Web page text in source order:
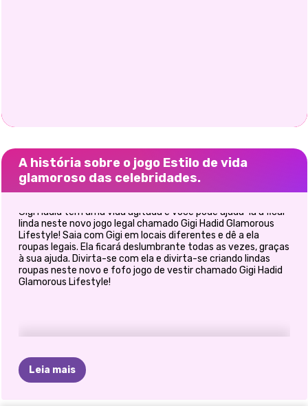
A história sobre o jogo Estilo de vida
glamoroso das celebridades.
Gigi Hadid tem uma vida agitada e você pode ajudá-la a ficar
linda neste novo jogo legal chamado Gigi Hadid Glamorous
Lifestyle! Saia com Gigi em locais diferentes e dê a ela
roupas legais. Ela ficará deslumbrante todas as vezes, graças
à sua ajuda. Divirta-se com ela e divirta-se criando lindas
roupas neste novo e fofo jogo de vestir chamado Gigi Hadid
Glamorous Lifestyle!
Leia mais